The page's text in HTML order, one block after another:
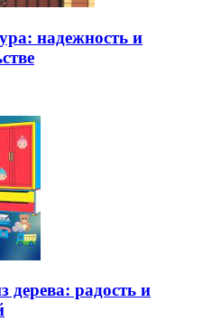
надежность и
радость и